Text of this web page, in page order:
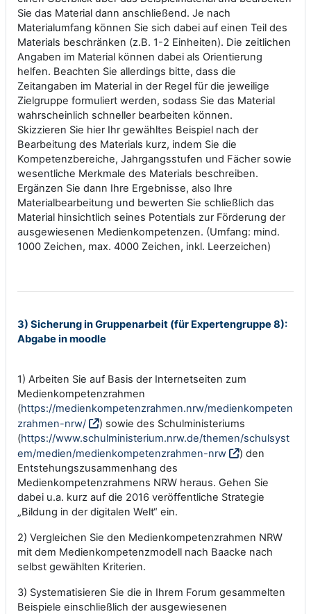
Sie das Material dann anschließend. Je nach
Materialumfang können Sie sich dabei auf einen Teil des
Materials beschränken (z.B. 1-2 Einheiten). Die zeitlichen
Angaben im Material können dabei als Orientierung
helfen. Beachten Sie allerdings bitte, dass die
Zeitangaben im Material in der Regel für die jeweilige
Zielgruppe formuliert werden, sodass Sie das Material
wahrscheinlich schneller bearbeiten können.
Skizzieren Sie hier Ihr gewähltes Beispiel nach der
Bearbeitung des Materials kurz, indem Sie die
Kompetenzbereiche, Jahrgangsstufen und Fächer sowie
wesentliche Merkmale des Materials beschreiben.
Ergänzen Sie dann Ihre Ergebnisse, also Ihre
Materialbearbeitung und bewerten Sie schließlich das
Material hinsichtlich seines Potentials zur Förderung der
ausgewiesenen Medienkompetenzen. (Umfang: mind.
1000 Zeichen, max. 4000 Zeichen, inkl. Leerzeichen)
3) Sicherung in Gruppenarbeit (für Expertengruppe 8):
Abgabe in moodle
1) Arbeiten Sie auf Basis der Internetseiten zum
Medienkompetenzrahmen
(https://medienkompetenzrahmen.nrw/medienkompeten
zrahmen-nrw/
) sowie des Schulministeriums
(https://www.schulministerium.nrw.de/themen/schulsyst
em/medien/medienkompetenzrahmen-nrw
) den
Entstehungszusammenhang des
Medienkompetenzrahmens NRW heraus. Gehen Sie
dabei u.a. kurz auf die 2016 veröffentliche Strategie
„Bildung in der digitalen Welt“ ein.
2) Vergleichen Sie den Medienkompetenzrahmen NRW
mit dem Medienkompetenzmodell nach Baacke nach
selbst gewählten Kriterien.
3) Systematisieren Sie die in Ihrem Forum gesammelten
Beispiele einschließlich der ausgewiesenen